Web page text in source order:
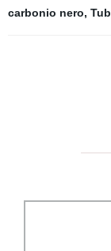
carbonio nero,